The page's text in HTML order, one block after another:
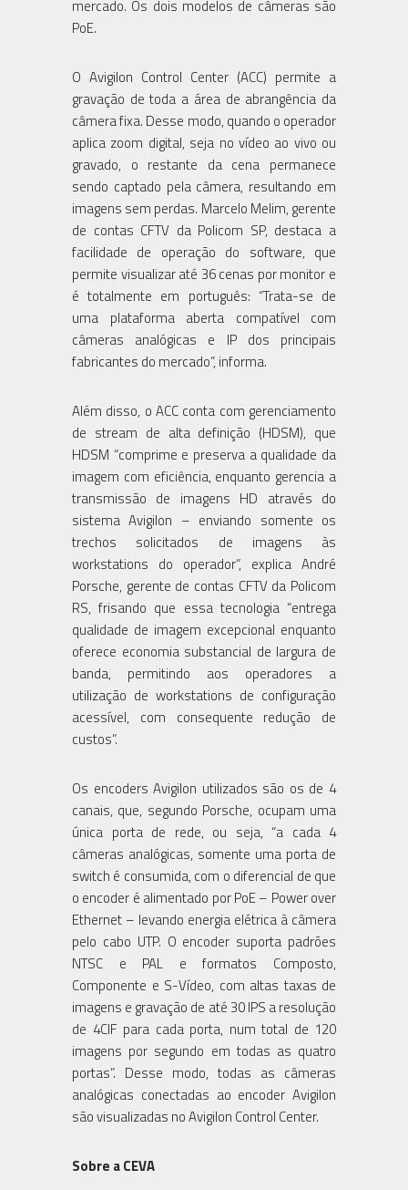
mercado. Os dois modelos de câmeras são
PoE.
O Avigilon Control Center (ACC) permite a
gravação de toda a área de abrangência da
câmera fixa. Desse modo, quando o operador
aplica zoom digital, seja no vídeo ao vivo ou
gravado, o restante da cena permanece
sendo captado pela câmera, resultando em
imagens sem perdas. Marcelo Melim, ­gerente
de contas CFTV da Policom SP, destaca a
facilidade de operação do software, que
permite visualizar até 36 cenas por monitor e
é totalmente em português: “Trata-se de
uma plataforma aberta compatível com
câmeras analógicas e IP dos principais
fabricantes do mercado”, informa.
Além disso, o ACC conta com gerenciamento
de stream de alta definição (HDSM), que
HDSM “comprime e preserva a qualidade da
imagem com eficiência, enquanto gerencia a
transmissão de imagens HD através do
sistema Avigilon – enviando somente os
trechos solicitados de imagens às
workstations do operador”, explica André
Porsche, gerente de contas CFTV da Policom
RS, frisando que essa tecnologia “entrega
qualidade de imagem excepcional enquanto
oferece economia substancial de largura de
banda, permitindo aos operadores a
utilização de workstations de configuração
acessível, com consequente redução de
custos”.
Os encoders Avigilon utilizados são os de 4
canais, que, segundo Porsche, ocupam uma
única porta de rede, ou seja, “a cada 4
câmeras analógicas, somente uma porta de
switch é consumida, com o diferencial de que
o encoder é alimentado por PoE – Power over
Ethernet – levando energia elétrica à câmera
pelo cabo UTP. O encoder suporta padrões
NTSC e PAL e formatos Composto,
Componente e S-Vídeo, com altas taxas de
imagens e gravação de até 30 IPS a resolução
de 4CIF para cada porta, num total de 120
imagens por segundo em todas as quatro
portas”. Desse modo, todas as câmeras
analógicas conectadas ao encoder Avigilon
são visualizadas no Avigilon Control Center.
Sobre a CEVA